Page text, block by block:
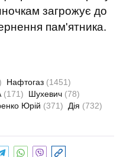
загрожує до
пам'ятника.
Нафтогаз (1451)
(171) Шухевич (78)
Юрій (371) Дія (732)